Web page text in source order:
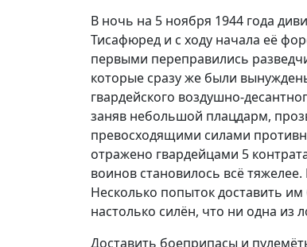
В ночь на 5 ноября 1944 года
Тисафюред и с ходу начала её
первыми переправились
которые сразу же были
гвардейского воздушно-
заняв небольшой плацдарм,
превосходящими силами
отражено гвардейцами 5
воинов становилось всё
Несколько попыток доставить
настолько силён, что ни одна из
Доставить боеприпасы и